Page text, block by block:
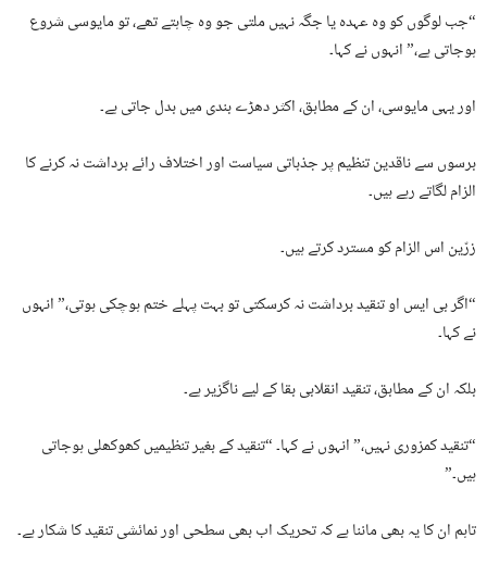
“جب لوگوں کو وہ عہدہ یا جگہ نہیں ملتی جو وہ چاہتے تھے، تو مایوسی شروع
ہوجاتی ہے،” انہوں نے کہا۔
اور یہی مایوسی، ان کے مطابق، اکثر دھڑے بندی میں بدل جاتی ہے۔
برسوں سے ناقدین تنظیم پر جذباتی سیاست اور اختلاف رائے برداشت نہ کرنے کا
الزام لگاتے رہے ہیں۔
زرّین اس الزام کو مسترد کرتے ہیں۔
“اگر بی ایس او تنقید برداشت نہ کرسکتی تو بہت پہلے ختم ہوچکی ہوتی،” انہوں
نے کہا۔
بلکہ ان کے مطابق، تنقید انقلابی بقا کے لیے ناگزیر ہے۔
“تنقید کمزوری نہیں،” انہوں نے کہا۔ “تنقید کے بغیر تنظیمیں کھوکھلی ہوجاتی
ہیں۔”
تاہم ان کا یہ بھی ماننا ہے کہ تحریک اب بھی سطحی اور نمائشی تنقید کا شکار ہے۔